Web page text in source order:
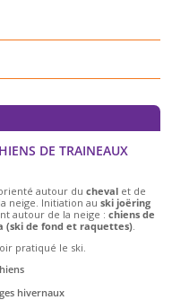
DE TRAINEAUX
autour ducheval et de
neige. Initiation auski joëring
autour de la neige :chiens de
(ski de fond et raquettes)
pratiqué le ski.
hivernaux